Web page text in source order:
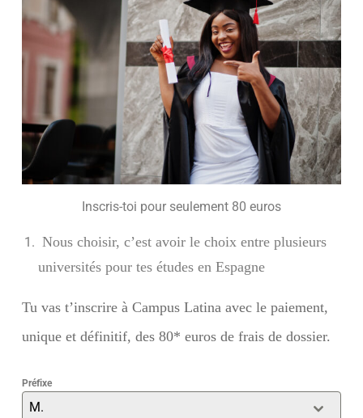
Inscris-toi pour seulement 80 euros
Nous choisir, c’est avoir le choix entre plusieurs
universités pour tes études en Espagne
Tu vas t’inscrire à Campus Latina avec le paiement,
unique et définitif, des 80* euros de frais de dossier.
Préfixe
M.